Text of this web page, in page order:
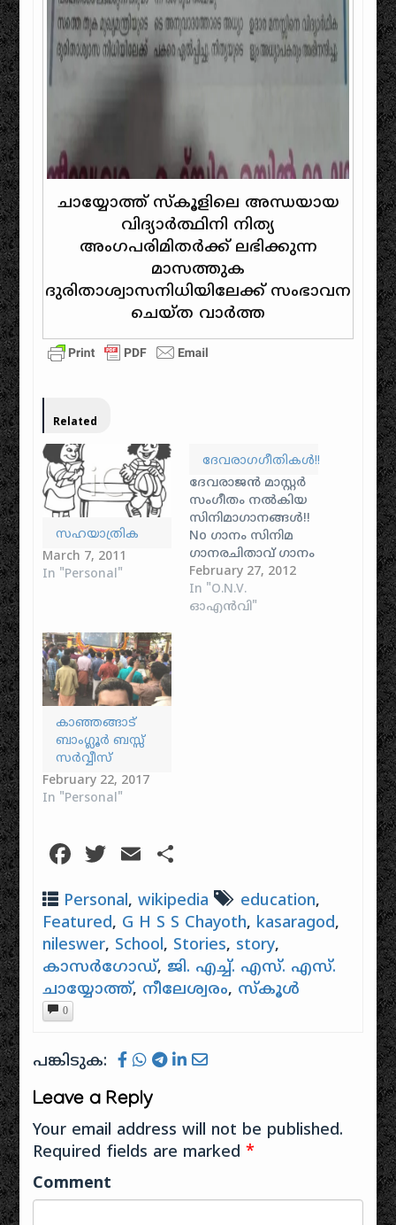
ചായ്യോത്ത് സ്കൂളിലെ അന്ധയായ
വിദ്യാർത്ഥിനി നിത്യ
അംഗപരിമിതർക്ക് ലഭിക്കുന്ന
മാസത്തുക
ദുരിതാശ്വാസനിധിയിലേക്ക് സംഭാവന
ചെയ്ത വാർത്ത
Related
സഹയാത്രിക
March 7, 2011
In "Personal"
ദേവരാഗഗീതികൾ!!
ദേവരാജൻ മാസ്റ്റർ
സംഗീതം നൽകിയ
സിനിമാഗാനങ്ങൾ!!
No ഗാനം സിനിമ
ഗാനരചിതാവ് ഗാനം
ആലപിച്ചത് 1 ആ
മലര്‍ പൊയ്കയില്‍
കാലം മാറുന്നു
കാലം മാറുന്നു
ഒ.എന്‍.വി.…
February 27, 2012
In "O.N.V.
ഓഎൻവി"
കാഞ്ഞങ്ങാട്
ബാംഗ്ലൂർ ബസ്സ്
സർവ്വീസ്
February 22, 2017
In "Personal"
Facebook
Twitter
Email
Personal,wikipedia education,
Featured, G H S S Chayoth, kasaragod,
nileswer, School, Stories, story,
കാസർഗോഡ്, ജി. എച്ച്. എസ്. എസ്.
ചായ്യോത്ത്, നീലേശ്വരം, സ്കൂൾ
0
പങ്കിടുക:
Leave a Reply
Your email address will not be published.
Required fields are marked*
Comment